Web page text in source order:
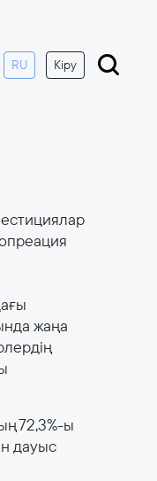
RU Кіру
жаңа
72,3%-ы
дауыс